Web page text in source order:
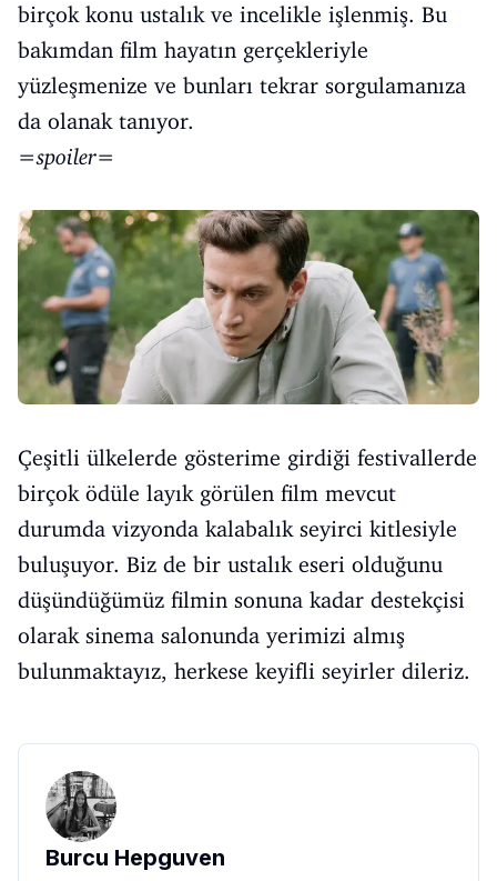
birçok konu ustalık ve incelikle işlenmiş. Bu
bakımdan film hayatın gerçekleriyle
yüzleşmenize ve bunları tekrar sorgulamanıza
da olanak tanıyor.
=spoiler=
Çeşitli ülkelerde gösterime girdiği festivallerde
birçok ödüle layık görülen film mevcut
durumda vizyonda kalabalık seyirci kitlesiyle
buluşuyor. Biz de bir ustalık eseri olduğunu
düşündüğümüz filmin sonuna kadar destekçisi
olarak sinema salonunda yerimizi almış
bulunmaktayız, herkese keyifli seyirler dileriz.
Burcu Hepguven